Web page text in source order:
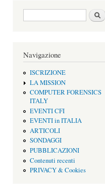
Form di ricerca Cerca
Navigazione
ISCRIZIONE
LA MISSION
COMPUTER FORENSICS
ITALY
EVENTI CFI
EVENTI in ITALIA
ARTICOLI
SONDAGGI
PUBBLICAZIONI
Contenuti recenti
PRIVACY & Cookies